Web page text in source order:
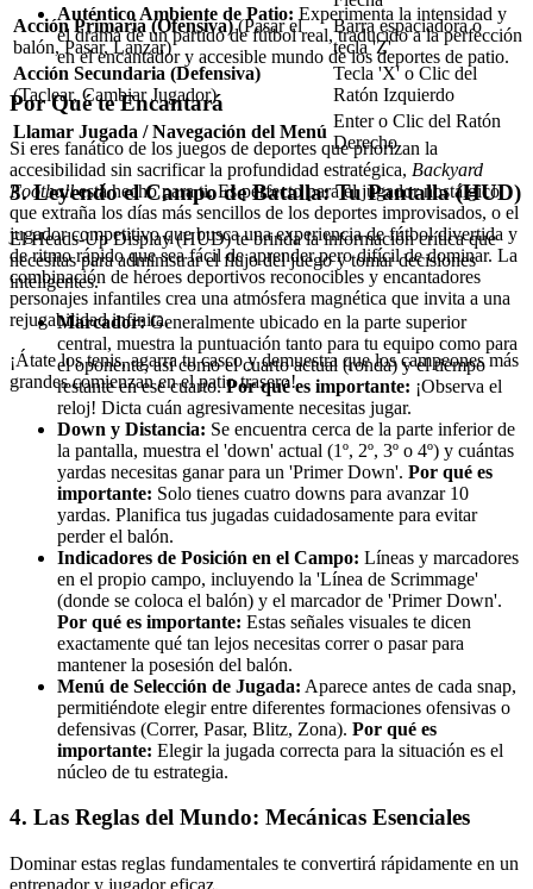
Auténtico Ambiente de Patio: Experimenta la intensidad y
el drama de un partido de fútbol real, traducido a la perfección
en el encantador y accesible mundo de los deportes de patio.
Por Qué te Encantará
Si eres fanático de los juegos de deportes que priorizan la
accesibilidad sin sacrificar la profundidad estratégica, Backyard
Footballestá hecho para ti. Es perfecto para el jugador nostálgico
que extraña los días más sencillos de los deportes improvisados, o el
jugador competitivo que busca una experiencia de fútbol divertida y
de ritmo rápido que sea fácil de aprender pero difícil de dominar. La
combinación de héroes deportivos reconocibles y encantadores
personajes infantiles crea una atmósfera magnética que invita a una
rejugabilidad infinita.
¡Átate los tenis, agarra tu casco y demuestra que los campeones más
grandes comienzan en el patio trasero!
Acción Primaria (Ofensiva)(Pasar el
balón, Pasar, Lanzar)
Barra espaciadora o
tecla 'Z'
Acción Secundaria (Defensiva)
(Taclear, Cambiar Jugador)
Tecla 'X' o Clic del
Ratón Izquierdo
Llamar Jugada / Navegación del Menú
Enter o Clic del Ratón
Derecho
3. Leyendo el Campo de Batalla: Tu Pantalla (HUD)
El Heads-Up Display (HUD) te brinda la información crítica que
necesitas para administrar el flujo del juego y tomar decisiones
inteligentes.
Marcador:Generalmente ubicado en la parte superior
central, muestra la puntuación tanto para tu equipo como para
el oponente, así como el cuarto actual (ronda) y el tiempo
restante en ese cuarto.Por qué es importante: ¡Observa el
reloj! Dicta cuán agresivamente necesitas jugar.
Down y Distancia: Se encuentra cerca de la parte inferior de
la pantalla, muestra el 'down' actual (1º, 2º, 3º o 4º) y cuántas
yardas necesitas ganar para un 'Primer Down'. Por qué es
importante: Solo tienes cuatro downs para avanzar 10
yardas. Planifica tus jugadas cuidadosamente para evitar
perder el balón.
Indicadores de Posición en el Campo: Líneas y marcadores
en el propio campo, incluyendo la 'Línea de Scrimmage'
(donde se coloca el balón) y el marcador de 'Primer Down'.
Por qué es importante: Estas señales visuales te dicen
exactamente qué tan lejos necesitas correr o pasar para
mantener la posesión del balón.
Menú de Selección de Jugada: Aparece antes de cada snap,
permitiéndote elegir entre diferentes formaciones ofensivas o
defensivas (Correr, Pasar, Blitz, Zona). Por qué es
importante: Elegir la jugada correcta para la situación es el
núcleo de tu estrategia.
4. Las Reglas del Mundo: Mecánicas Esenciales
Dominar estas reglas fundamentales te convertirá rápidamente en un